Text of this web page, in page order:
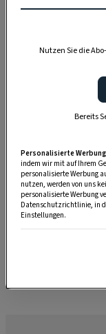
unversehrt
Blättern in
Am besten
Krokusse
Sobald
die Erde
bleibt,
holen sie
Nährstoffe,
Nutzen Sie die
Bereits
Personalisierte
indem wir mit auf Ihrem
personalisierte Werbung
nutzen, werden von uns
personalisierte Werbung
Datenschutzrichtlinie, in
Einstellungen.